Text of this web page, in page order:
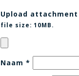
Upload attachment
file size: 10MB.
Naam *